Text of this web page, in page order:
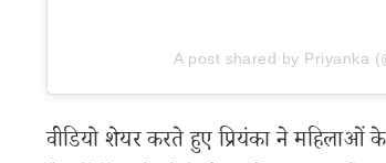
A post shared by Priyanka
वीडियो शेयर करते हुए प्रियंका ने